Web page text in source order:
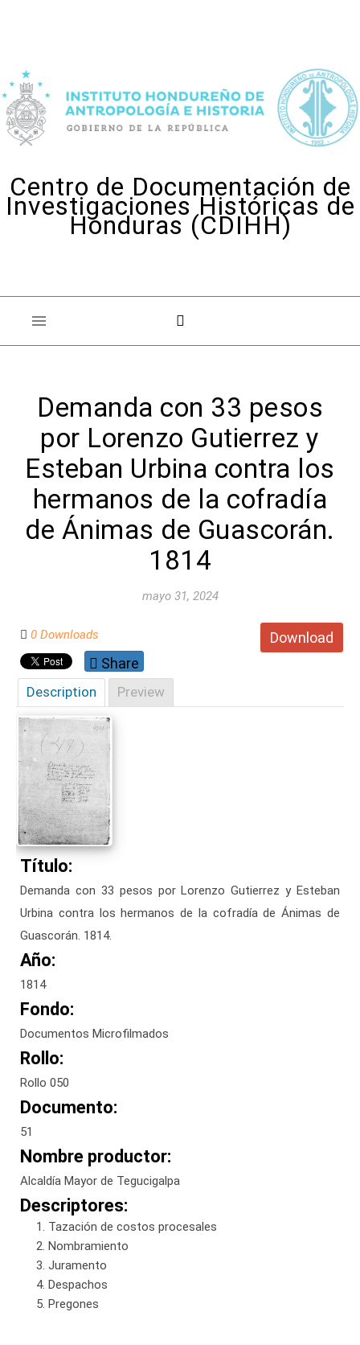
Centro de Documentación de
Investigaciones Históricas de
Honduras (CDIHH)
Demanda con 33 pesos
por Lorenzo Gutierrez y
Esteban Urbina contra los
hermanos de la cofradía
de Ánimas de Guascorán.
1814
mayo 31, 2024
Download
0 Downloads
Share
Description Preview
Título:
Demanda con 33 pesos por Lorenzo Gutierrez y Esteban
Urbina contra los hermanos de la cofradía de Ánimas de
Guascorán. 1814.
Año:
1814
Fondo:
Documentos Microfilmados
Rollo:
Rollo 050
Documento:
51
Nombre productor:
Alcaldía Mayor de Tegucigalpa
Descriptores:
Tazación de costos procesales
Nombramiento
Juramento
Despachos
Pregones